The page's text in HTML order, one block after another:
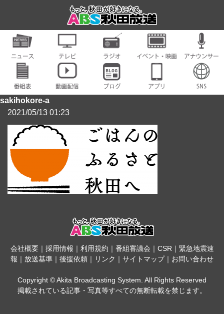
sakihokore-a
2021/05/13 01:23
会社概要｜ 採用情報 ｜ 利用規約 ｜ 番組審議会 ｜ CSR｜ 緊急地震速
報 ｜ 放送基準 ｜ 後援依頼 ｜ リンク ｜ サイトマップ｜ お問い合わせ
Copyright © Akita Broadcasting System. All Rights Reserved
掲載されている記事・写真等すべての無断転載を禁じます。